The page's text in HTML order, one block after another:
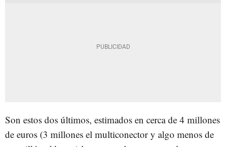
Son estos dos últimos, estimados en cerca de 4 millones
de euros (3 millones el multiconector y algo menos de